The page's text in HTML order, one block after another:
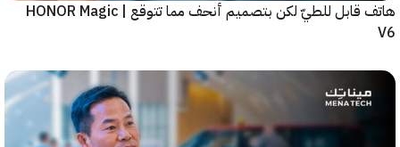
هاتف قابل للطيّ لكن بتصميم أنحف مما تتوقع | HONOR Magic